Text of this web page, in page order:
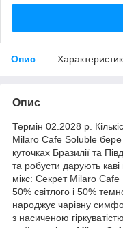
Опис
Опис
Термін 02.2028 р.
Milaro Cafe Soluble бере
куточках Бразилії та
та робусти дарують
мікс: Секрет Milaro Cafe
50% світлого і 50%
народжує чарівну
з насиченою